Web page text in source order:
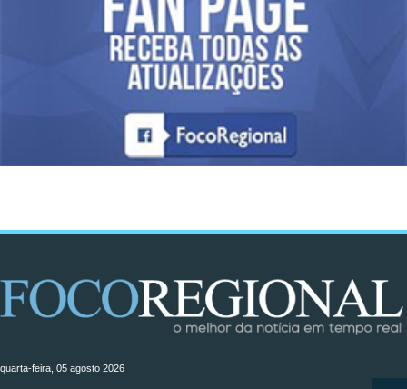
quarta-feira, 05 agosto 2026